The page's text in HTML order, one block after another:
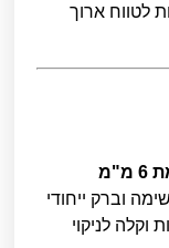
לטווח ארוך
וברק ייחודי
וקלה לניקוי